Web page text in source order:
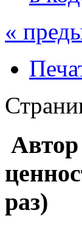
«
Автор
раз)